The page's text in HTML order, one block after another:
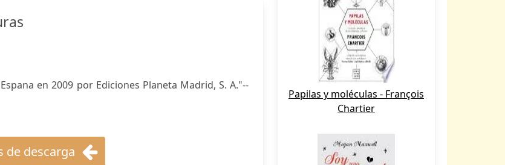
en 2009 por Ediciones Planeta Madrid, S. A."--
de descarga
Papilas y moléculas - François
Chartier